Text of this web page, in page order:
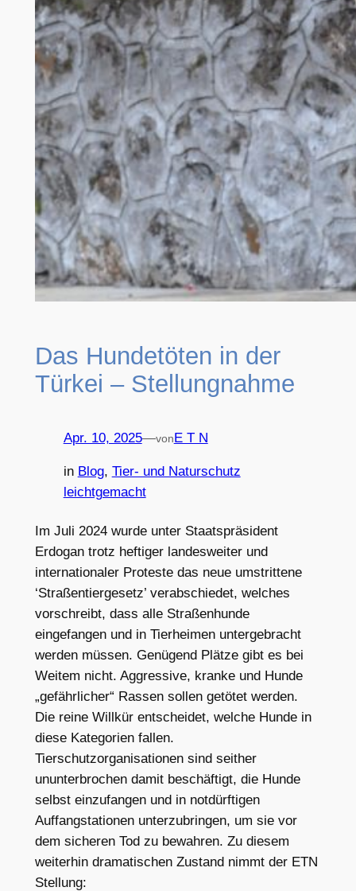
Das Hundetöten in der
Türkei – Stellungnahme
Apr. 10, 2025—vonE T N
in Blog, Tier- und Naturschutz
leichtgemacht
Im Juli 2024 wurde unter Staatspräsident
Erdogan trotz heftiger landesweiter und
internationaler Proteste das neue umstrittene
‘Straßentiergesetz’ verabschiedet, welches
vorschreibt, dass alle Straßenhunde
eingefangen und in Tierheimen untergebracht
werden müssen. Genügend Plätze gibt es bei
Weitem nicht. Aggressive, kranke und Hunde
„gefährlicher“ Rassen sollen getötet werden.
Die reine Willkür entscheidet, welche Hunde in
diese Kategorien fallen.
Tierschutzorganisationen sind seither
ununterbrochen damit beschäftigt, die Hunde
selbst einzufangen und in notdürftigen
Auffangstationen unterzubringen, um sie vor
dem sicheren Tod zu bewahren. Zu diesem
weiterhin dramatischen Zustand nimmt der ETN
Stellung: